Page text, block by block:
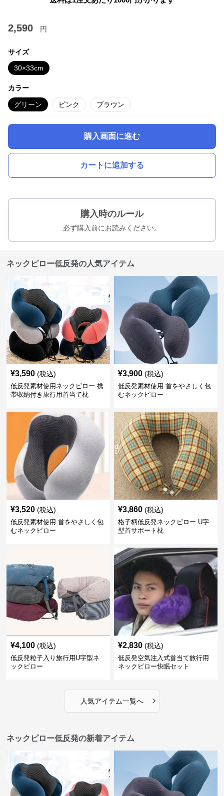
2,590 円
サイズ
30×33cm
カラー
グリーン ピンク ブラウン
購入画面に進む
カートに追加する
購入時のルール
必ず購入前にお読みください。
ネックピロー低反発の人気アイテム
¥3,590 (税込)
低反発素材使用ネックピロー 携
帯収納付き旅行用首当て枕
¥3,900 (税込)
低反発素材使用 首をやさしく包
むネックピロー
¥3,520 (税込)
低反発素材使用 首をやさしく包
むネックピロー
¥3,860 (税込)
格子柄低反発ネックピロー U字
型首サポート枕
¥4,100 (税込)
低反発粒子入り旅行用U字型ネ
ックピロー
¥2,830 (税込)
低反発空気注入式首当て旅行用
ネックピロー快眠セット
人気アイテム一覧へ ›
ネックピロー低反発の新着アイテム